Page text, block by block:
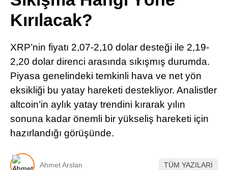
Telegram
Kırılacak?
XRP’nin fiyatı 2,07-2,10 dolar desteği ile 2,19-
2,20 dolar direnci arasında sıkışmış durumda.
Piyasa genelindeki temkinli hava ve net yön
eksikliği bu yatay hareketi destekliyor. Analistler
altcoin’in aylık yatay trendini kırarak yılın
sonuna kadar önemli bir yükseliş hareketi için
hazırlandığı görüşünde.
Ahmet Arslan TÜM YAZILARI